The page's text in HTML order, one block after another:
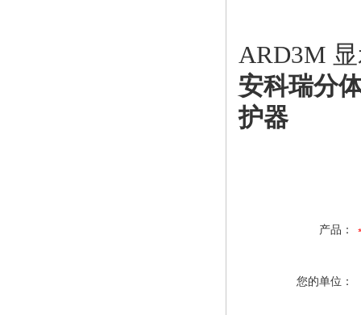
ARD3M
安科瑞分
护器
产品：
您的单位：